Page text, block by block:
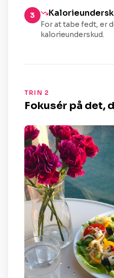
3
For at tabe fedt, er
kalorieunderskud.
TRIN 2
Fokusér på det,